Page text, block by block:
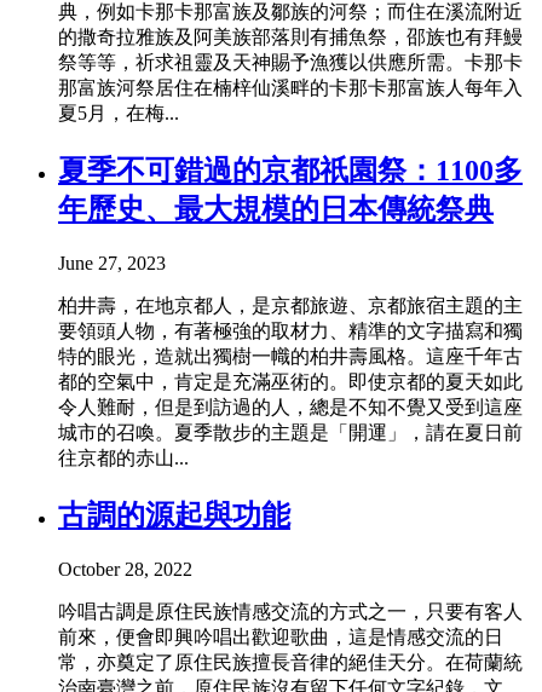
典，例如卡那卡那富族及鄒族的河祭；而住在溪流附近
的撒奇拉雅族及阿美族部落則有捕魚祭，邵族也有拜鰻
祭等等，祈求祖靈及天神賜予漁獲以供應所需。卡那卡
那富族河祭居住在楠梓仙溪畔的卡那卡那富族人每年入
夏5月，在梅...
夏季不可錯過的京都祇園祭：1100多
年歷史、最大規模的日本傳統祭典
June 27, 2023
柏井壽，在地京都人，是京都旅遊、京都旅宿主題的主
要領頭人物，有著極強的取材力、精準的文字描寫和獨
特的眼光，造就出獨樹一幟的柏井壽風格。這座千年古
都的空氣中，肯定是充滿巫術的。即使京都的夏天如此
令人難耐，但是到訪過的人，總是不知不覺又受到這座
城市的召喚。夏季散步的主題是「開運」，請在夏日前
往京都的赤山...
古調的源起與功能
October 28, 2022
吟唱古調是原住民族情感交流的方式之一，只要有客人
前來，便會即興吟唱出歡迎歌曲，這是情感交流的日
常，亦奠定了原住民族擅長音律的絕佳天分。在荷蘭統
治南臺灣之前，原住民族沒有留下任何文字紀錄，文